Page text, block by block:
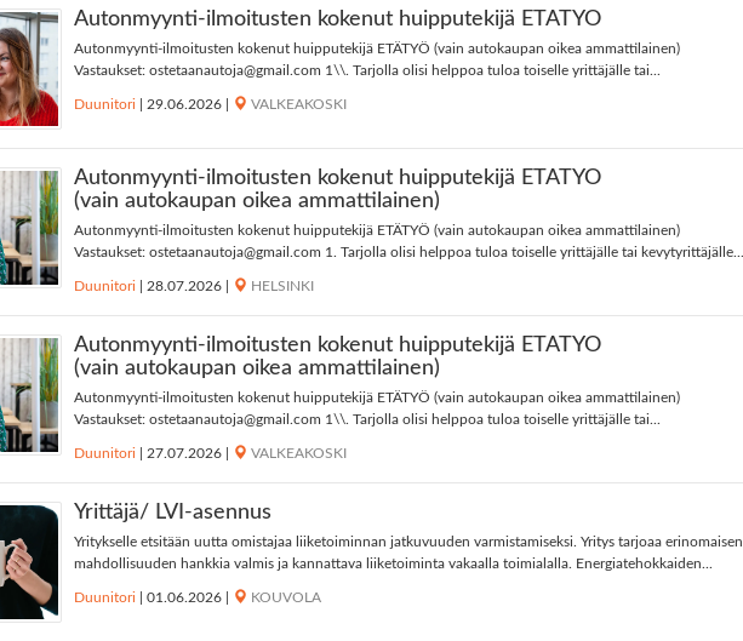
Autonmyynti-ilmoitusten kokenut huipputekijä ETÄTYÖ
Autonmyynti-ilmoitusten kokenut huipputekijä ETÄTYÖ (vain autokaupan oikea ammattilainen)
Vastaukset: ostetaanautoja@gmail.com 1\\. Tarjolla olisi helppoa tuloa toiselle yrittäjälle tai...
Duunitori 29.06.2026 VALKEAKOSKI
Autonmyynti-ilmoitusten kokenut huipputekijä ETÄTYÖ
(vain autokaupan oikea ammattilainen)
Autonmyynti-ilmoitusten kokenut huipputekijä ETÄTYÖ (vain autokaupan oikea ammattilainen)
Vastaukset: ostetaanautoja@gmail.com 1. Tarjolla olisi helppoa tuloa toiselle yrittäjälle tai kevytyrittäjälle....
Duunitori 28.07.2026 HELSINKI
Autonmyynti-ilmoitusten kokenut huipputekijä ETÄTYÖ
(vain autokaupan oikea ammattilainen)
Autonmyynti-ilmoitusten kokenut huipputekijä ETÄTYÖ (vain autokaupan oikea ammattilainen)
Vastaukset: ostetaanautoja@gmail.com 1\\. Tarjolla olisi helppoa tuloa toiselle yrittäjälle tai...
Duunitori 27.07.2026 VALKEAKOSKI
Yrittäjä/ LVI-asennus
Yritykselle etsitään uutta omistajaa liiketoiminnan jatkuvuuden varmistamiseksi. Yritys tarjoaa erinomaisen
mahdollisuuden hankkia valmis ja kannattava liiketoiminta vakaalla toimialalla. Energiatehokkaiden...
Duunitori 01.06.2026 KOUVOLA